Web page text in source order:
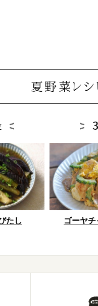
夏野菜レシ
たし ゴーヤ